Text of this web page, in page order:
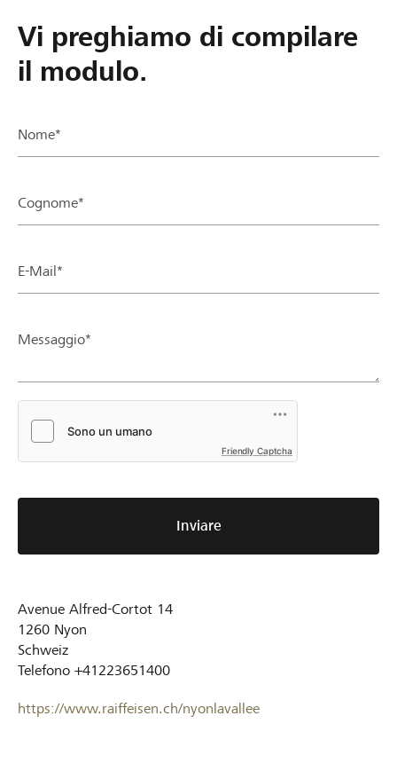
Vi preghiamo di compilare
il modulo.
Nome*
Cognome*
E-Mail*
Messaggio*
Friendly Captcha
Inviare
Avenue Alfred-Cortot 14
1260 Nyon
Schweiz
Telefono +41223651400
https://www.raiffeisen.ch/nyonlavallee